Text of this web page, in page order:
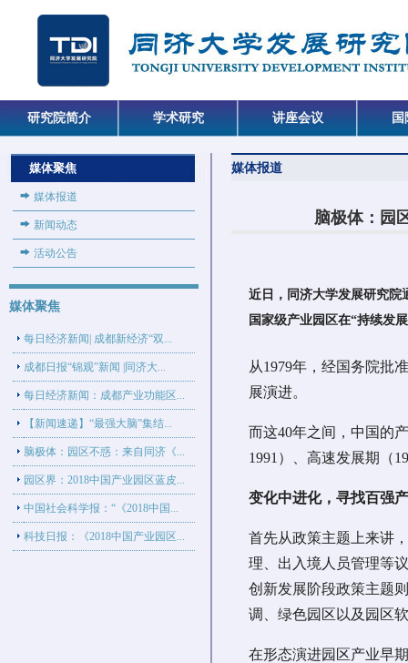
研究院简介 学术研究 讲座会议 国
媒体聚焦
媒体报道
新闻动态
活动公告
媒体聚焦
每日经济新闻| 成都新经济“双...
成都日报“锦观”新闻 |同济大...
每日经济新闻：成都产业功能区...
【新闻速递】“最强大脑”集结...
脑极体：园区不惑：来自同济《...
园区界：2018中国产业园区蓝皮...
中国社会科学报：“《2018中国...
科技日报：《2018中国产业园区...
媒体报道
脑极体：园
近日，同济大学发展研究院
国家级产业园区在“持续发
从1979年，经国务院批
展演进。
而这40年之间，中国的
1991）、高速发展期（
变化中进化，寻找百强
首先从政策主题上来讲
理、出入境人员管理等
创新发展阶段政策主题
调、绿色园区以及园区
在形态演进园区产业早